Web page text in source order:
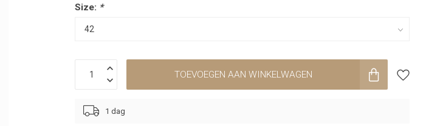
Size: *
TOEVOEGEN AAN WINKELWAGEN
1 dag